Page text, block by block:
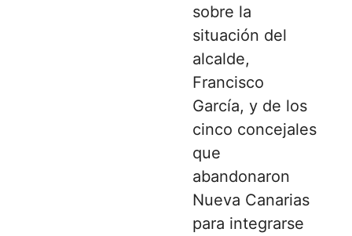
sobre la
situación del
alcalde,
Francisco
García, y de los
cinco concejales
que
abandonaron
Nueva Canarias
para integrarse